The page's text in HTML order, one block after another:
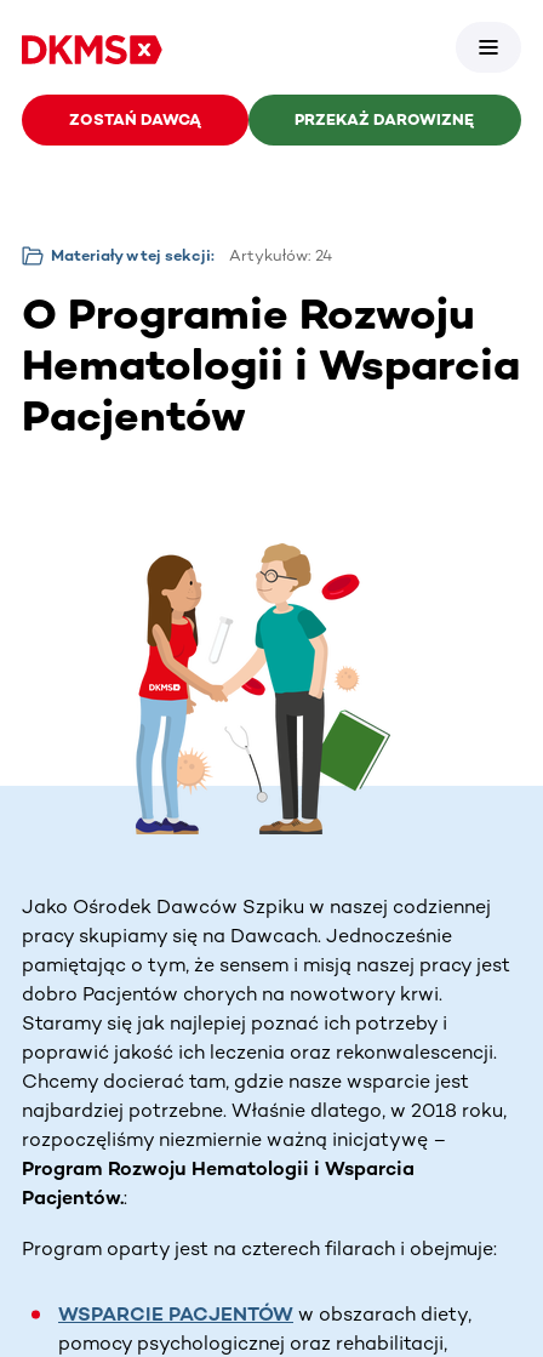
ZOSTAŃ DAWCĄ PRZEKAŻ DAROWIZNĘ
Materiały w tej sekcji: Artykułów: 24
O Programie Rozwoju
Hematologii i Wsparcia
Pacjentów
Jako Ośrodek Dawców Szpiku w naszej codziennej
pracy skupiamy się na Dawcach. Jednocześnie
pamiętając o tym, że sensem i misją naszej pracy jest
dobro Pacjentów chorych na nowotwory krwi.
Staramy się jak najlepiej poznać ich potrzeby i
poprawić jakość ich leczenia oraz rekonwalescencji.
Chcemy docierać tam, gdzie nasze wsparcie jest
najbardziej potrzebne. Właśnie dlatego, w 2018 roku,
rozpoczęliśmy niezmiernie ważną inicjatywę –
Program Rozwoju Hematologii i Wsparcia
Pacjentów.:
Program oparty jest na czterech filarach i obejmuje:
WSPARCIE PACJENTÓW w obszarach diety,
pomocy psychologicznej oraz rehabilitacji,